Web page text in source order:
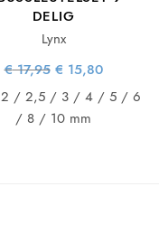
DELIG
Lynx
€17,95 Oorspronkelijke
prijs was:
€ 17,95.
€ 15,80
€ 15,80.
/ 2,5 / 3 / 4 / 5 / 6
/ 8 / 10 mm